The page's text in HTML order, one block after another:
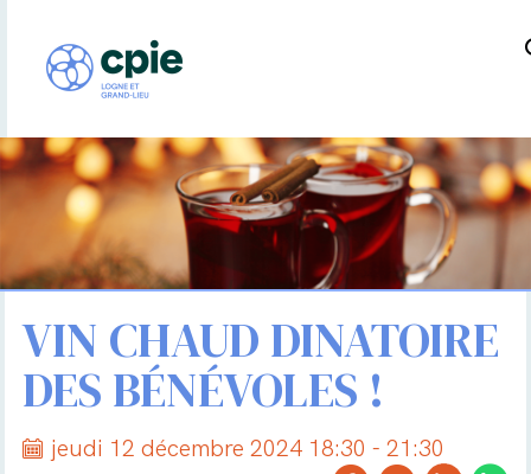
VIN CHAUD DINATOIRE
DES BÉNÉVOLES !
jeudi 12 décembre 2024 18:30 - 21:30